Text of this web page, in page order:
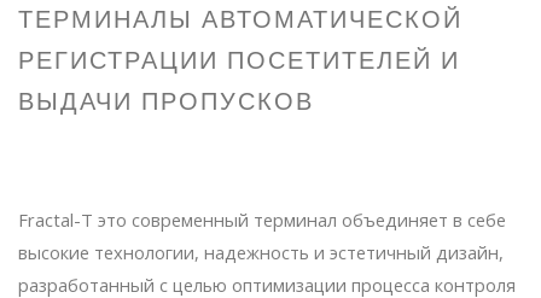
ТЕРМИНАЛЫ АВТОМАТИЧЕСКОЙ
РЕГИСТРАЦИИ ПОСЕТИТЕЛЕЙ И
ВЫДАЧИ ПРОПУСКОВ
Fractal-T это современный терминал объединяет в себе
высокие технологии, надежность и эстетичный дизайн,
разработанный с целью оптимизации процесса контроля